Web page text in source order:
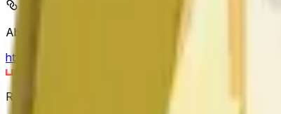
Abwicklungsquelle
https://www.binance.com/en/trade/DOGE_USDT
Resolver